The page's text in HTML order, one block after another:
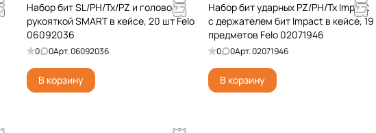
Набор бит SL/PH/Tx/PZ и головок c
рукояткой SMART в кейсе, 20 шт Felo
06092036
0 0Арт.06092036
В корзину
Набор бит ударных PZ/PH/Tx Impact
с держателем бит Impact в кейсе, 19
предметов Felo 02071946
0 0Арт.02071946
В корзину